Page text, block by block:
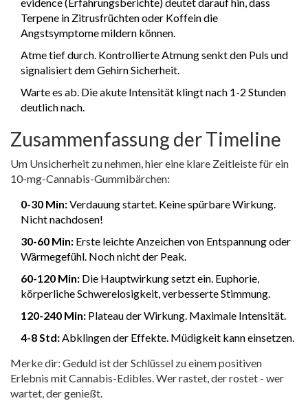
Terpene in Zitrusfrüchten oder Koffein die
Angstsymptome mildern können.
Atme tief durch. Kontrollierte Atmung senkt den Puls und
signalisiert dem Gehirn Sicherheit.
Warte es ab. Die akute Intensität klingt nach 1-2 Stunden
deutlich nach.
Zusammenfassung der Timeline
Um Unsicherheit zu nehmen, hier eine klare Zeitleiste für ein
10-mg-Cannabis-Gummibärchen:
0-30 Min:Verdauung startet. Keine spürbare Wirkung.
Nicht nachdosen!
30-60 Min: Erste leichte Anzeichen von Entspannung oder
Wärmegefühl. Noch nicht der Peak.
60-120 Min: Die Hauptwirkung setzt ein. Euphorie,
körperliche Schwerelosigkeit, verbesserte Stimmung.
120-240 Min: Plateau der Wirkung. Maximale Intensität.
4-8 Std: Abklingen der Effekte. Müdigkeit kann einsetzen.
Merke dir: Geduld ist der Schlüssel zu einem positiven
Erlebnis mitCannabis-Edibles . Wer rastet, der rostet - wer
wartet, der genießt.